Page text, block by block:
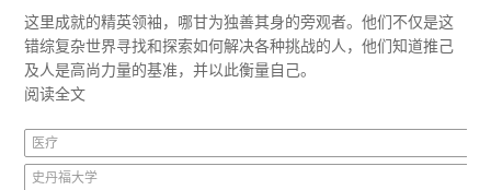
这里成就的精英领袖，哪甘为独善其身的旁观者。他们不仅是这
错综复杂世界寻找和探索如何解决各种挑战的人，他们知道推己
及人是高尚力量的基准，并以此衡量自己。
阅读全文
医疗
史丹福大学